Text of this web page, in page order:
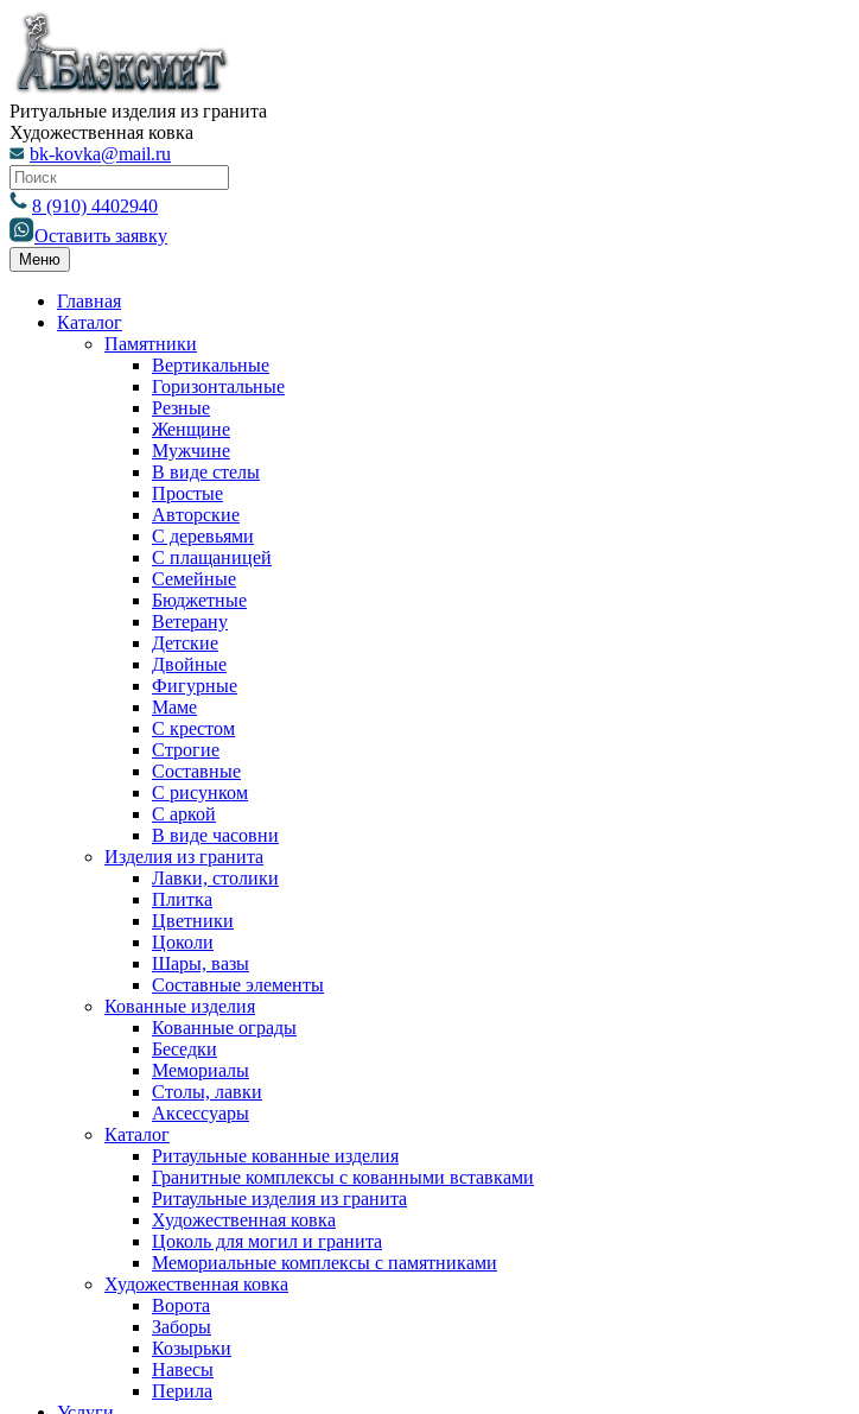
Ритуальные изделия из гранита
Художественная ковка
bk-kovka@mail.ru
8 (910) 4402940
Оставить заявку
Меню
Главная
Каталог
Памятники
Вертикальные
Горизонтальные
Резные
Женщине
Мужчине
В виде стелы
Простые
Авторские
С деревьями
С плащаницей
Семейные
Бюджетные
Ветерану
Детские
Двойные
Фигурные
Маме
С крестом
Строгие
Составные
С рисунком
С аркой
В виде часовни
Изделия из гранита
Лавки, столики
Плитка
Цветники
Цоколи
Шары, вазы
Составные элементы
Кованные изделия
Кованные ограды
Беседки
Мемориалы
Столы, лавки
Аксессуары
Каталог
Ритаульные кованные изделия
Гранитные комплексы с кованными вставками
Ритаульные изделия из гранита
Художественная ковка
Цоколь для могил и гранита
Мемориальные комплексы с памятниками
Художественная ковка
Ворота
Заборы
Козырьки
Навесы
Перила